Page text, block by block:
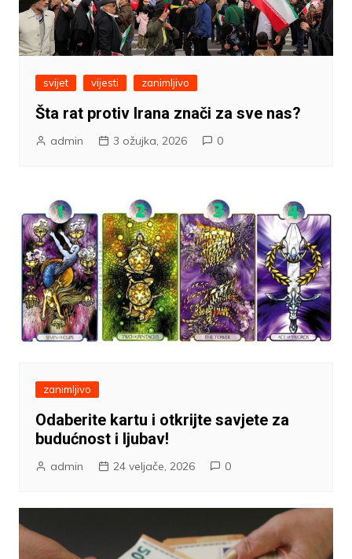
svijet vijesti zanimljivo
Šta rat protiv Irana znači za sve nas?
admin 3 ožujka, 2026 0
zanimljivo
Odaberite kartu i otkrijte savjete za
budućnost i ljubav!
admin 24 veljače, 2026 0